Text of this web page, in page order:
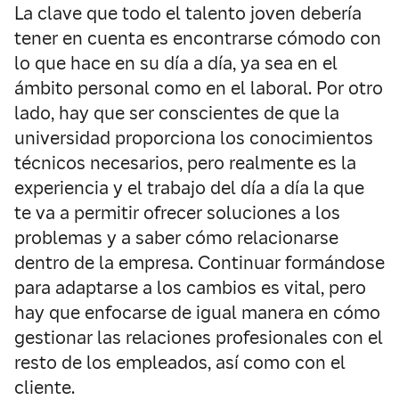
La clave que todo el talento joven debería
tener en cuenta es encontrarse cómodo con
lo que hace en su día a día, ya sea en el
ámbito personal como en el laboral. Por otro
lado, hay que ser conscientes de que la
universidad proporciona los conocimientos
técnicos necesarios, pero realmente es la
experiencia y el trabajo del día a día la que
te va a permitir ofrecer soluciones a los
problemas y a saber cómo relacionarse
dentro de la empresa. Continuar formándose
para adaptarse a los cambios es vital, pero
hay que enfocarse de igual manera en cómo
gestionar las relaciones profesionales con el
resto de los empleados, así como con el
cliente.